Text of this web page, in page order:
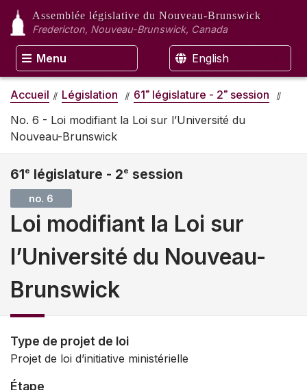
Assemblée législative du Nouveau-Brunswick
Fredericton, Nouveau-Brunswick, Canada
Menu English
Accueil Législation 61e législature - 2e session
No. 6 - Loi modifiant la Loi sur l’Université du
Nouveau-Brunswick
61e législature - 2e session
no. 6
Loi modifiant la Loi sur
l’Université du Nouveau-
Brunswick
Type de projet de loi
Projet de loi d’initiative ministérielle
Étape